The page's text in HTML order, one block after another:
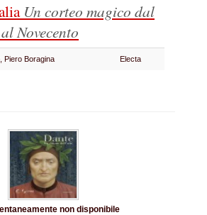
Un corteo magico dal
Novecento
Piero Boragina Electa
non disponibile